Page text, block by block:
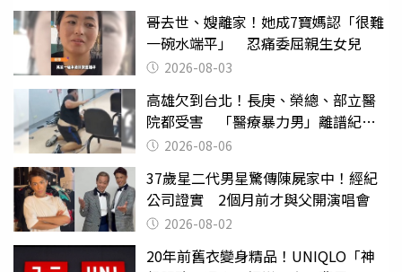
哥去世、嫂離家！她成7寶媽認「很難
一碗水端平」 忍痛委屈親生女兒
2026-08-03
高雄欠到台北！長庚、榮總、部立醫
院都受害 「醫療暴力男」離譜紀錄
曝光2026-08-06
37歲星二代男星驚傳陳屍家中！經紀
公司證實 2個月前才與父開演唱會
2026-08-02
20年前舊衣變身精品！UNIQLO「神